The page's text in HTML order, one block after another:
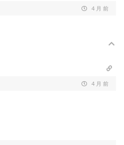
4 月 前
4 月 前